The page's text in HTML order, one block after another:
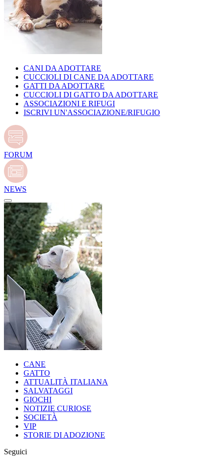
CANI DA ADOTTARE
CUCCIOLI DI CANE DA ADOTTARE
GATTI DA ADOTTARE
CUCCIOLI DI GATTO DA ADOTTARE
ASSOCIAZIONI E RIFUGI
ISCRIVI UN'ASSOCIAZIONE/RIFUGIO
FORUM
NEWS
CANE
GATTO
ATTUALITÀ ITALIANA
SALVATAGGI
GIOCHI
NOTIZIE CURIOSE
SOCIETÀ
VIP
STORIE DI ADOZIONE
Seguici